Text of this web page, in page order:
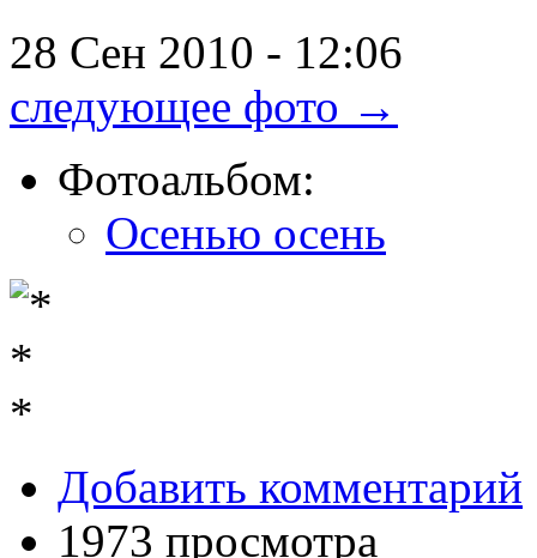
28 Сен 2010 - 12:06
следующее фото →
Фотоальбом:
Осенью осень
Добавить комментарий
1973 просмотра